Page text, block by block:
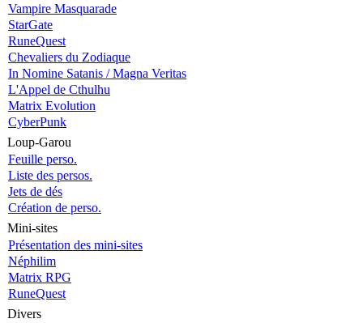
Vampire Masquarade
StarGate
RuneQuest
Chevaliers du Zodiaque
In Nomine Satanis / Magna Veritas
L'Appel de Cthulhu
Matrix Evolution
CyberPunk
Loup-Garou
Feuille perso.
Liste des persos.
Jets de dés
Création de perso.
Mini-sites
Présentation des mini-sites
Néphilim
Matrix RPG
RuneQuest
Divers